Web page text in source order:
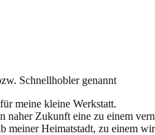
Schnellhobler genannt
meine kleine Werkstatt.
Zukunft eine zu einem
meiner Heimatstadt, zu einem